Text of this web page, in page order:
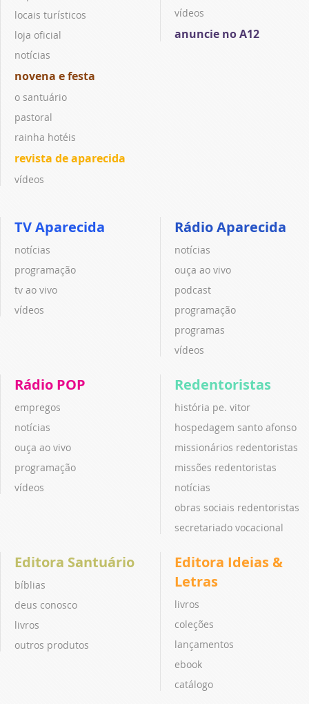
locais turísticos
loja oficial
notícias
novena e festa
o santuário
pastoral
rainha hotéis
revista de aparecida
vídeos
vídeos
anuncie no A12
TV Aparecida
notícias
programação
tv ao vivo
vídeos
Rádio Aparecida
notícias
ouça ao vivo
podcast
programação
programas
vídeos
Rádio POP
empregos
notícias
ouça ao vivo
programação
vídeos
Redentoristas
história pe. vitor
hospedagem santo afonso
missionários redentoristas
missões redentoristas
notícias
obras sociais redentoristas
secretariado vocacional
Editora Santuário
bíblias
deus conosco
livros
outros produtos
Editora Ideias &
Letras
livros
coleções
lançamentos
ebook
catálogo